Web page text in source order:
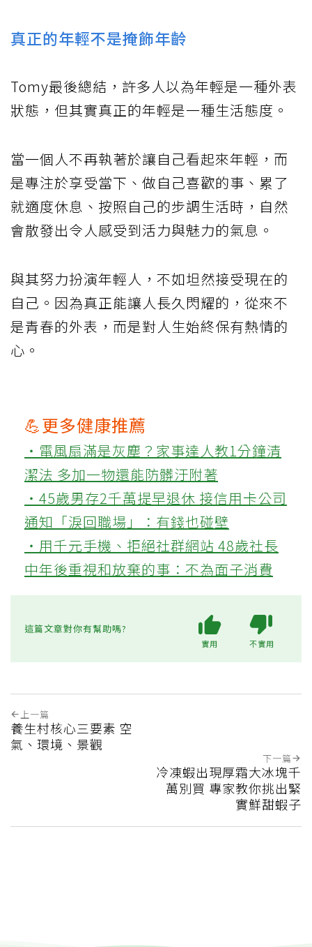
真正的年輕不是掩飾年齡
Tomy最後總結，許多人以為年輕是一種外表
狀態，但其實真正的年輕是一種生活態度。
當一個人不再執著於讓自己看起來年輕，而
是專注於享受當下、做自己喜歡的事、累了
就適度休息、按照自己的步調生活時，自然
會散發出令人感受到活力與魅力的氣息。
與其努力扮演年輕人，不如坦然接受現在的
自己。因為真正能讓人長久閃耀的，從來不
是青春的外表，而是對人生始終保有熱情的
心。
💪更多健康推薦
‧電風扇滿是灰塵？家事達人教1分鐘清
潔法 多加一物還能防髒汙附著
‧45歲男存2千萬提早退休 接信用卡公司
通知「淚回職場」：有錢也碰壁
‧用千元手機、拒絕社群網站 48歲社長
中年後重視和放棄的事：不為面子消費
這篇文章對你有幫助嗎?
實用 不實用
上一篇
養生村核心三要素 空
氣、環境、景觀
下一篇
冷凍蝦出現厚霜大冰塊千
萬別買 專家教你挑出緊
實鮮甜蝦子